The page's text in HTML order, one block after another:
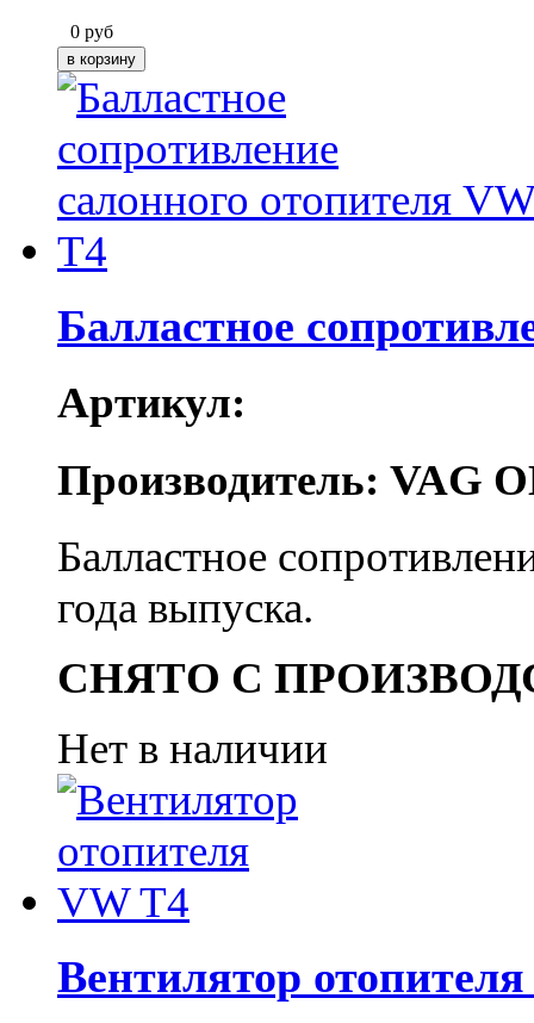
0 руб
Балластное
Артикул:
Производитель: VAG
Балластное
года выпуска.
СНЯТО С
Нет в наличии
Вентилятор